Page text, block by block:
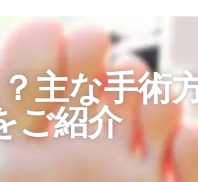
主な手術
ご紹介